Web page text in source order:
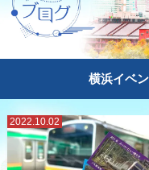
横浜イベ
2022.10.02